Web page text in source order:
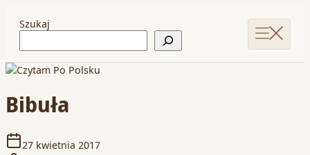
Szukaj
Bibuła
27 kwietnia 2017